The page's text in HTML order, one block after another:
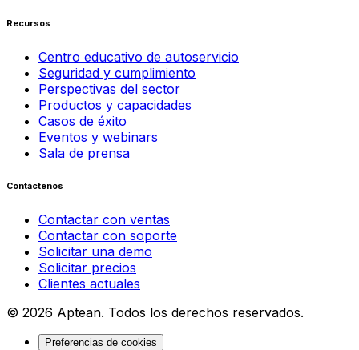
Recursos
Centro educativo de autoservicio
Seguridad y cumplimiento
Perspectivas del sector
Productos y capacidades
Casos de éxito
Eventos y webinars
Sala de prensa
Contáctenos
Contactar con ventas
Contactar con soporte
Solicitar una demo
Solicitar precios
Clientes actuales
© 2026 Aptean. Todos los derechos reservados.
Preferencias de cookies